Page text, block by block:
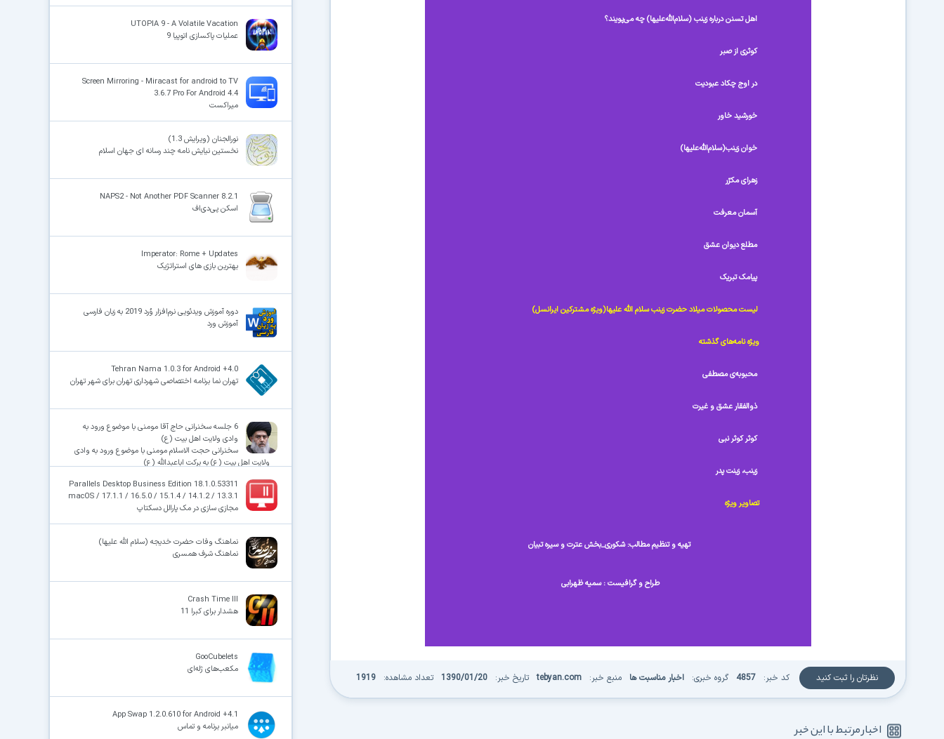
اهل تسنن درباره زینب (سلام‌الله‌علیها‌) چه می‌پویند؟
کوثری از صبر
در اوج چکاد عبودیت
خورشید خاور
خوان زینب(سلام‌الله‌علیها)
زهرای مکرّر
آسمان معرفت
مطلع دیوان عشق
پیامک تبریک
لیست محصولات میلاد حضرت زینب سلام الله علیها(ویژه مشترکین ایرانسل)
ویژه نامه‌های گذشته
محبوبه‌ی مصطفی
ذوالفقار عشق و غیرت
کوثر کوثر نبی
زینب، زینت پدر
تصاویر ویژه
تهیه و تنظیم مطالب: شکوری_بخش عترت و سیره تبیان
طراح و گرافیست : سمیه ظهرابی
نظرتان را ثبت کنید کد خبر: 4857 گروه خبری: اخبار مناسبت ها منبع خبر: tebyan.com تاریخ خبر: 1390/01/20 تعداد مشاهده: 1919
اخبار مرتبط با این خبر
UTOPIA 9 - A Volatile Vacation
عملیات پاکسازی اتوپیا 9
Screen Mirroring - Miracast for android to TV
3.6.7 Pro For Android 4.4
میراکست
نورالجنان (ویرایش 1.3)
نخستین نیایش ‏نامه چند رسانه‏ اى جهان اسلام‏
NAPS2 - Not Another PDF Scanner 8.2.1
اسکن پی‌دی‌اف
Imperator: Rome + Updates
بهترین بازی های استراتژیک
دوره آموزش ویدئویی نرم‌افزار وُرد 2019 به زبان فارسی
آموزش ورد
Tehran Nama 1.0.3 for Android +4.0
تهران نما برنامه اختصاصی شهرداری تهران برای شهر تهران
6 جلسه سخنرانی حاج آقا مومنی با موضوع ورود به
وادی ولایت اهل بیت (ع)
سخنرانی حجت الاسلام مومنی با موضوع ورود به وادی
ولایت اهل بیت (ع) به برکت اباعبدالله (ع)
Parallels Desktop Business Edition 18.1.0.53311
macOS / 17.1.1 / 16.5.0 / 15.1.4 / 14.1.2 / 13.3.1
مجازی سازی در مک پارالل دسکتاپ
نماهنگ وفات حضرت خدیجه (سلام الله علیها)
نماهنگ شرف همسری
Crash Time III
هشدار برای کبرا 11
GooCubelets
مکعب‌های ژله‌ای
App Swap 1.2.0.610 for Android +4.1
میانبر برنامه و تماس